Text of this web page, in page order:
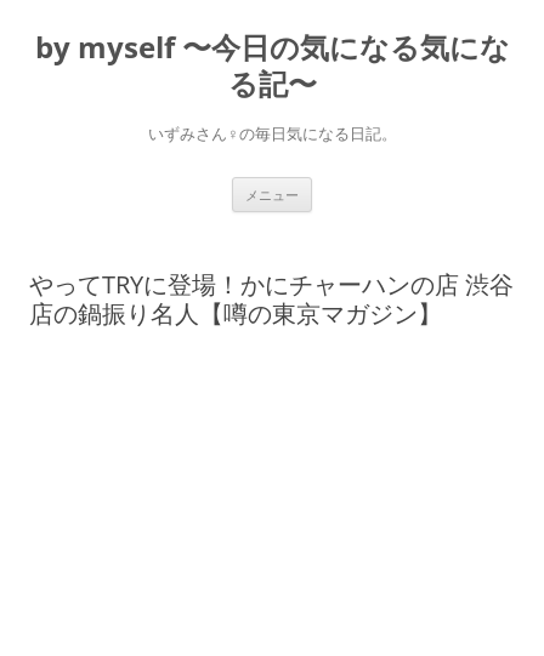
テ
ン
by myself 〜今日の気になる気にな
る記〜
いずみさん♀の毎日気になる日記。
メニュー
やってTRYに登場！かにチャーハンの店 渋谷
店の鍋振り名人【噂の東京マガジン】